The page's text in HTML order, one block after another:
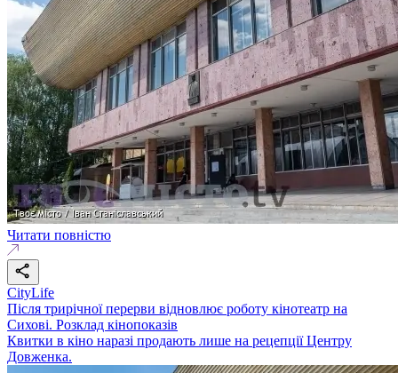
Читати повністю
CityLife
Після трирічної перерви відновлює роботу кінотеатр на
Сихові. Розклад кінопоказів
Квитки в кіно наразі продають лише на рецепції Центру
Довженка.